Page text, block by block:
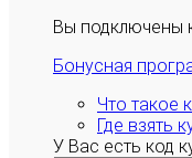
Вы подключены
Бонусная
Что такое
Где взять
У Вас есть код